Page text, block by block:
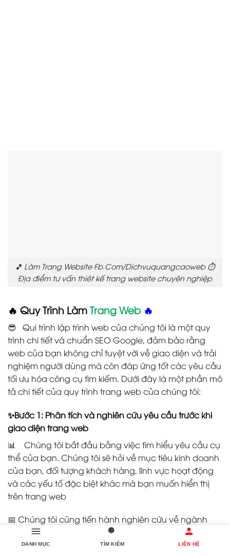
🎵 Làm Trang Website Fb.Com/Dichvuquangcaoweb ⏱️
Địa điểm tư vấn thiêt kế trang website chuyên nghiệp
🔥 Quy Trình LàmTrang Web 🔥
😎 Qui trình lập trình web của chúng tôi là một quy
trình chi tiết và chuẩn SEO Google, đảm bảo rằng
web của bạn không chỉ tuyệt vời về giao diện và trải
nghiệm người dùng mà còn đáp ứng tốt các yêu cầu
tối ưu hóa công cụ tìm kiếm. Dưới đây là một phần mô
tả chi tiết của quy trình trang web của chúng tôi:
✨Bước 1: Phân tích và nghiên cứu yêu cầu trước khi
giao diện trang web
📊 Chúng tôi bắt đầu bằng việc tìm hiểu yêu cầu cụ
thể của bạn. Chúng tôi sẽ hỏi về mục tiêu kinh doanh
của bạn, đối tượng khách hàng, lĩnh vực hoạt động
và các yếu tố đặc biệt khác mà bạn muốn hiển thị
trên trang web
📅 Chúng tôi cũng tiến hành nghiên cứu về ngành
công nghiệp của bạn, đối thủ cạnh tranh và từ khóa
tìm kiếm quan trọng liên quan đến doanh nghiệp của
DANH MỤC TÌM KIẾM LIÊN HỆ